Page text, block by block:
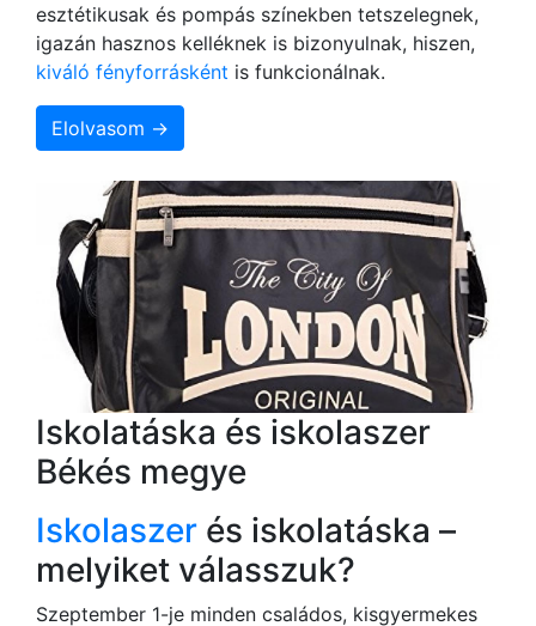
esztétikusak és pompás színekben tetszelegnek,
igazán hasznos kelléknek is bizonyulnak, hiszen,
kiváló fényforrásként is funkcionálnak.
Elolvasom →
Iskolatáska és iskolaszer
Békés megye
Iskolaszer és iskolatáska –
melyiket válasszuk?
Szeptember 1-je minden családos, kisgyermekes